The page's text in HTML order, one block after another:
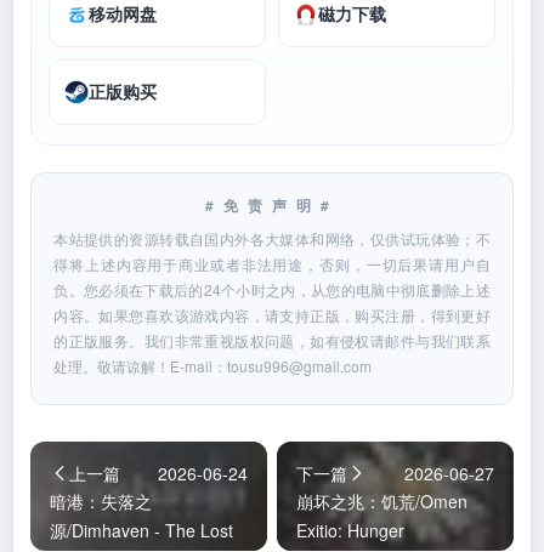
移动网盘 磁力下载
正版购买
#免责声明#
本站提供的资源转载自国内外各大媒体和网络，仅供试玩体验；不
得将上述内容用于商业或者非法用途，否则，一切后果请用户自
负。您必须在下载后的24个小时之内，从您的电脑中彻底删除上述
内容。如果您喜欢该游戏内容，请支持正版，购买注册，得到更好
的正版服务。我们非常重视版权问题，如有侵权请邮件与我们联系
处理。敬请谅解！E-mail：tousu996@gmail.com
上一篇
2026-06-24
暗港：失落之
源/Dimhaven - The Lost
下一篇
2026-06-27
崩坏之兆：饥荒/Omen
Exitio: Hunger